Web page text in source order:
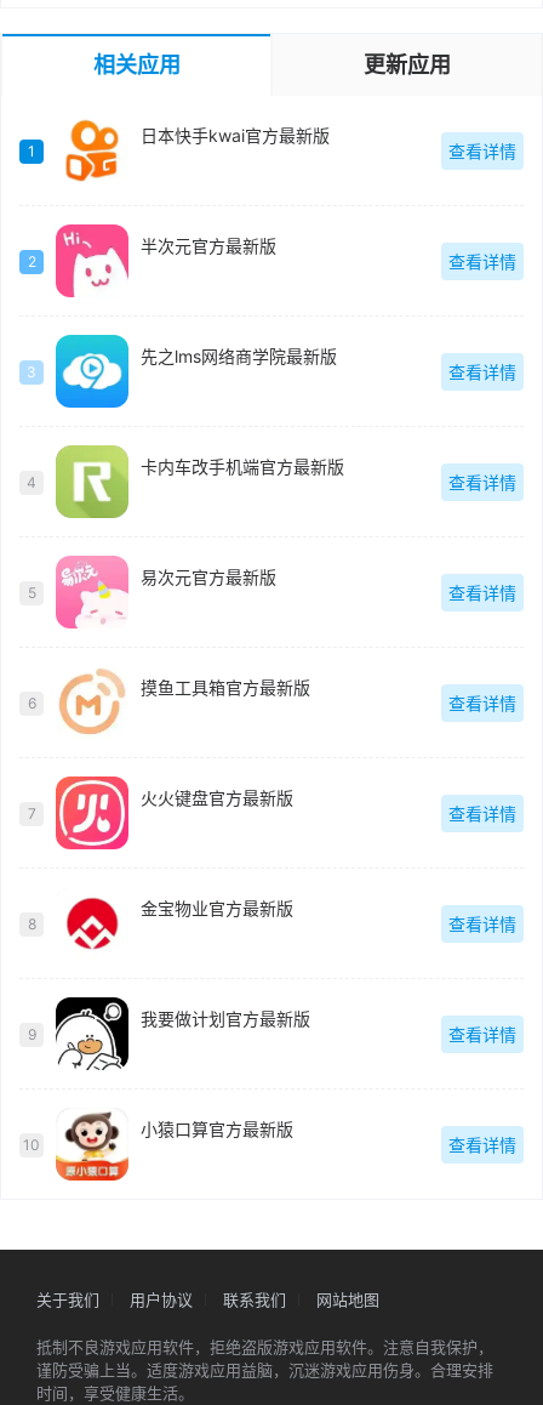
相关应用 更新应用
1
日本快手kwai官方最新版
查看详情
2
半次元官方最新版
查看详情
3
先之lms网络商学院最新版
查看详情
4
卡内车改手机端官方最新版
查看详情
5
易次元官方最新版
查看详情
6
摸鱼工具箱官方最新版
查看详情
7
火火键盘官方最新版
查看详情
8
金宝物业官方最新版
查看详情
9
我要做计划官方最新版
查看详情
10
小猿口算官方最新版
查看详情
关于我们 用户协议 联系我们 网站地图
抵制不良游戏应用软件，拒绝盗版游戏应用软件。注意自我保护，
谨防受骗上当。适度游戏应用益脑，沉迷游戏应用伤身。合理安排
时间，享受健康生活。